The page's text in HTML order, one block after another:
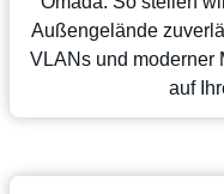
Außengelände
VLANs und moderner
auf